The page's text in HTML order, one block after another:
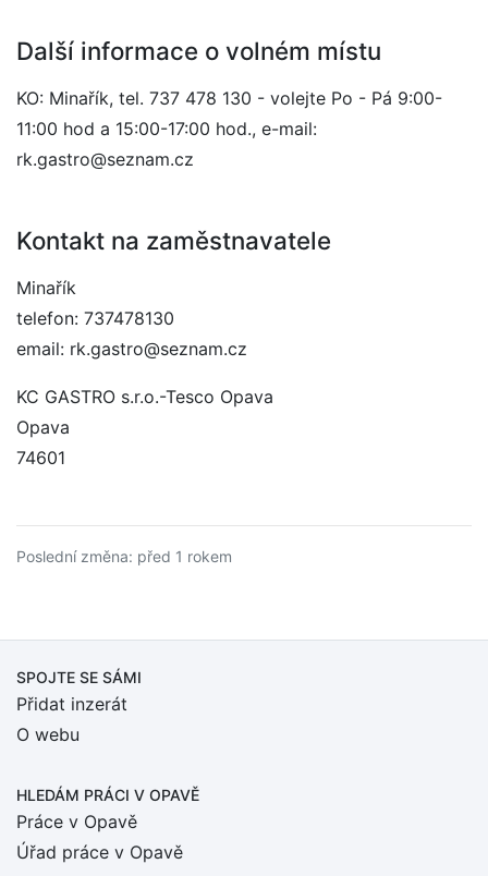
Další informace o volném místu
KO: Minařík, tel. 737 478 130 - volejte Po - Pá 9:00-
11:00 hod a 15:00-17:00 hod., e-mail:
rk.gastro@seznam.cz
Kontakt na zaměstnavatele
Minařík
telefon: 737478130
email: rk.gastro@seznam.cz
KC GASTRO s.r.o.-Tesco Opava
Opava
74601
Poslední změna: před 1 rokem
SPOJTE SE SÁMI
Přidat inzerát
O webu
HLEDÁM PRÁCI V OPAVĚ
Práce v Opavě
Úřad práce v Opavě